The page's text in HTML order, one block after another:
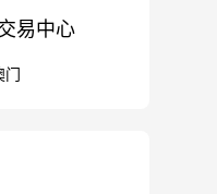
易中心